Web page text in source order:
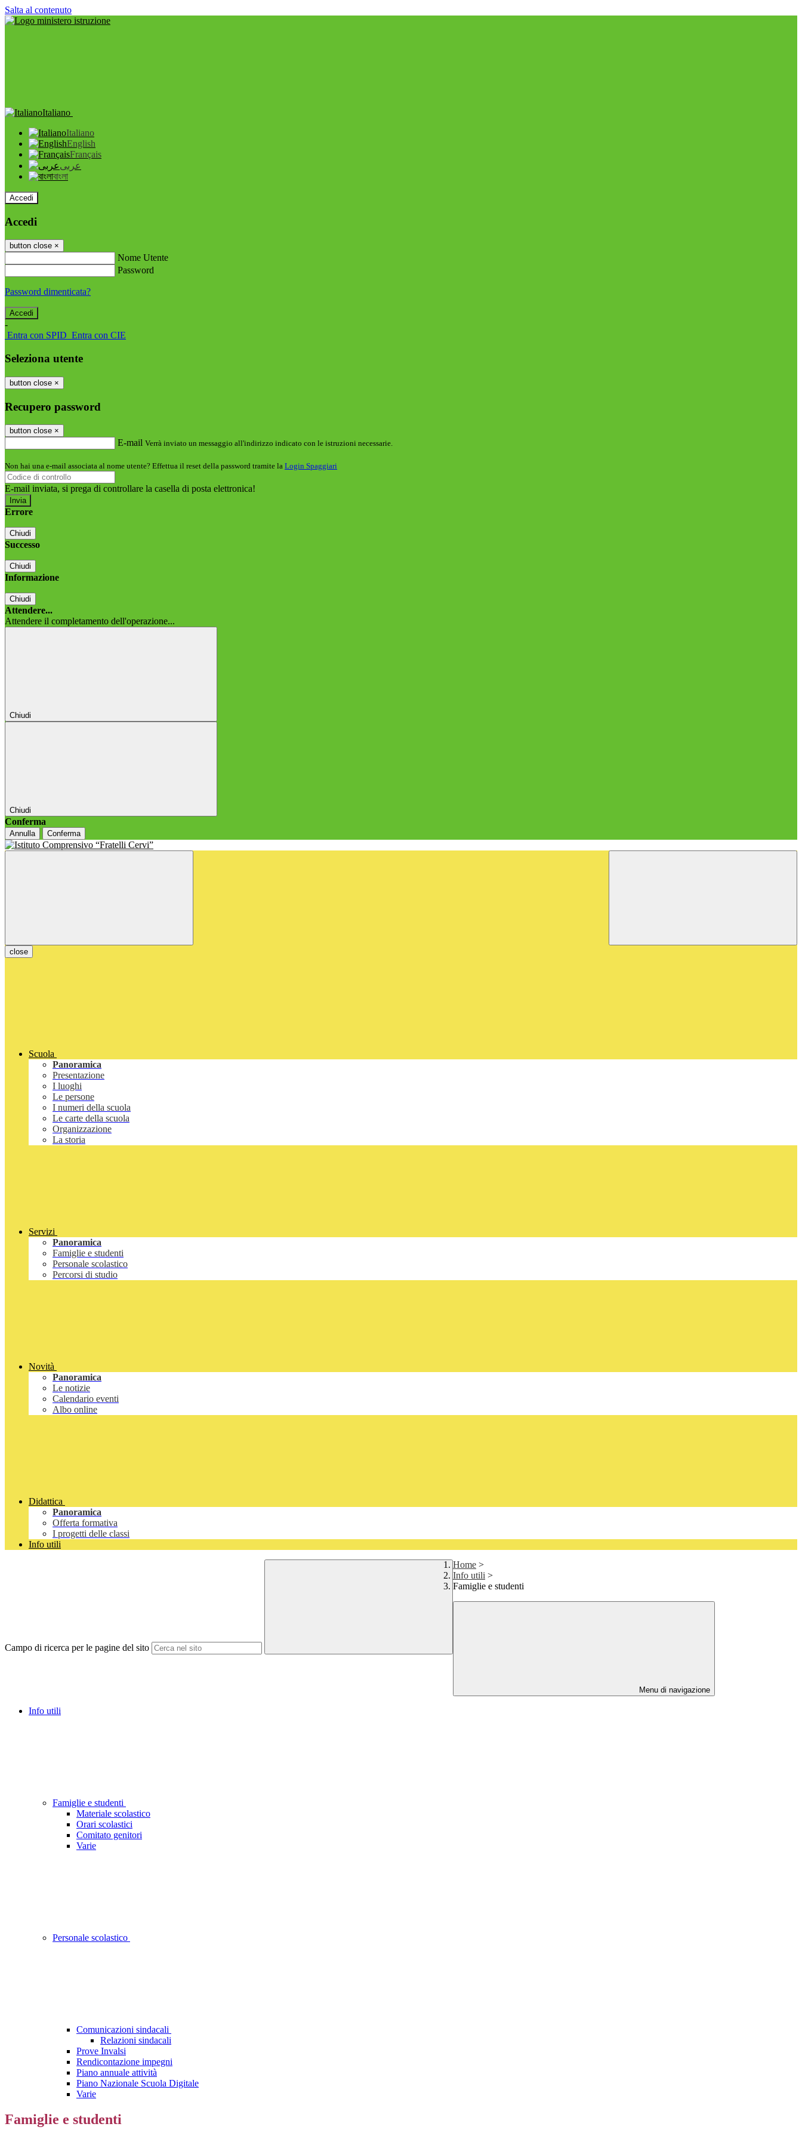
Salta al contenuto
Italiano
Italiano
English
Français
عربى
বাংলা
Accedi
Accedi
button close ×
Nome Utente
Password
Password dimenticata?
-
Entra con SPID Entra con CIE
Seleziona utente
button close ×
Recupero password
button close ×
E-mail Verrà inviato un messaggio all'indirizzo indicato con le istruzioni necessarie.
Non hai una e-mail associata al nome utente? Effettua il reset della password tramite la Login Spaggiari
E-mail inviata, si prega di controllare la casella di posta elettronica!
Errore
Chiudi
Successo
Chiudi
Informazione
Chiudi
Attendere...
Attendere il completamento dell'operazione...
Chiudi
Chiudi
Conferma
Annulla Conferma
close
Scuola
Panoramica
Presentazione
I luoghi
Le persone
I numeri della scuola
Le carte della scuola
Organizzazione
La storia
Servizi
Panoramica
Famiglie e studenti
Personale scolastico
Percorsi di studio
Novità
Panoramica
Le notizie
Calendario eventi
Albo online
Didattica
Panoramica
Offerta formativa
I progetti delle classi
Info utili
Campo di ricerca per le pagine del sito
Home >
Info utili >
Famiglie e studenti
Menu di navigazione
Info utili
Famiglie e studenti
Materiale scolastico
Orari scolastici
Comitato genitori
Varie
Personale scolastico
Comunicazioni sindacali
Relazioni sindacali
Prove Invalsi
Rendicontazione impegni
Piano annuale attività
Piano Nazionale Scuola Digitale
Varie
Famiglie e studenti